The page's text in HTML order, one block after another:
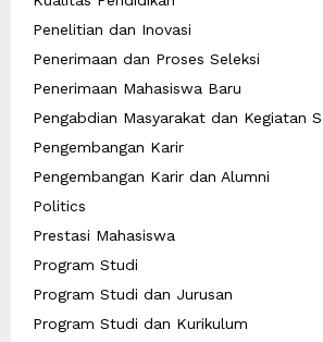
Penelitian dan Inovasi
Penerimaan dan Proses Seleksi
Penerimaan Mahasiswa Baru
Pengabdian Masyarakat dan Kegiatan
Pengembangan Karir
Pengembangan Karir dan Alumni
Politics
Prestasi Mahasiswa
Program Studi
Program Studi dan Jurusan
Program Studi dan Kurikulum